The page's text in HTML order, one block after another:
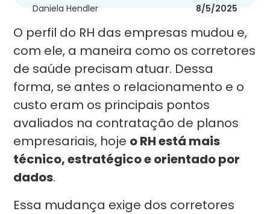
Daniela Hendler 8/5/2025
O perfil do RH das empresas mudou e,
com ele, a maneira como os corretores
de saúde precisam atuar. Dessa
forma, se antes o relacionamento e o
custo eram os principais pontos
avaliados na contratação de planos
empresariais, hoje o RH está mais
técnico, estratégico e orientado por
dados.
Essa mudança exige dos corretores